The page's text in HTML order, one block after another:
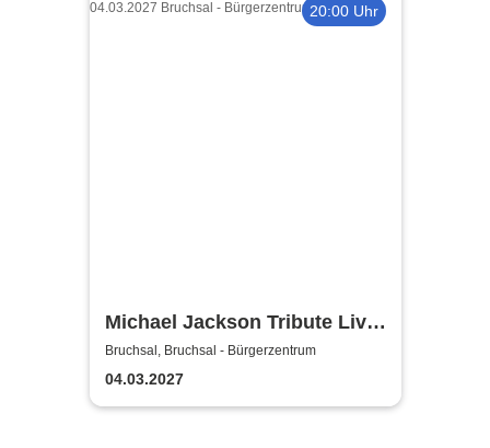
20:00 Uhr
Michael Jackson Tribute Live
Experience
Bruchsal, Bruchsal - Bürgerzentrum
04.03.2027